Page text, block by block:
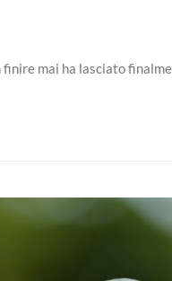
finire mai ha lasciato